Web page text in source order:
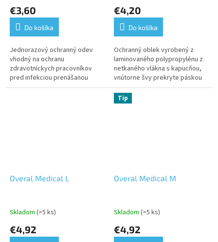
€3,60
Do košíka
Jednorazový ochranný odev
vhodný na ochranu
zdravotníckych pracovníkov
pred infekciou prenášanou
krvou, telesnými tekutinami a
€4,20
Do košíka
Ochranný oblek vyrobený z
laminovaného polypropylénu z
netkaného vlákna s kapucňou,
vnútorne švy prekryte páskou
tavenou za tepla, elastické
manžety, obopnutia členkov a
pasu,...
Overal Medical L
Skladom (>5 ks)
€4,92
Tip
Overal Medical M
Skladom (>5 ks)
€4,92